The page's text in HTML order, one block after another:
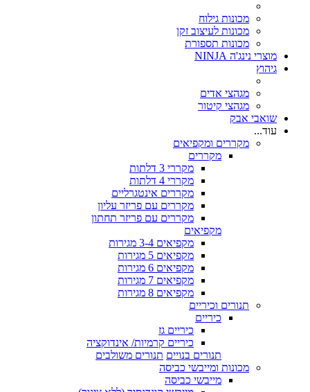
מכונות גילוח
מכונות לעיצוב זקן
מכונות תספורת
מוצרי נינג'ה NINJA
גיהוץ
מגהצי אדים
מגהצי קיטור
שואבי אבק
עוד...
מקררים ומקפיאים
מקררים
מקררי 3 דלתות
מקררי 4 דלתות
מקררים אינטגרליים
מקררים עם פריזר עליון
מקררים עם פריזר תחתון
מקפיאים
מקפיאים 3-4 מגירות
מקפיאים 5 מגירות
מקפיאים 6 מגירות
מקפיאים 7 מגירות
מקפיאים 8 מגירות
תנורים וכיריים
כיריים
כיריים גז
כיריים קרמיות/ אינדוקציה
תנורים בנויים תנורים משולבים
מכונות ומייבשי כביסה
מייבשי כביסה